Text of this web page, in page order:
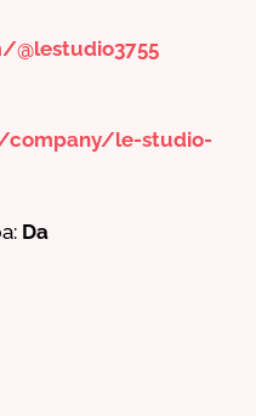
company/le-studio-
Da